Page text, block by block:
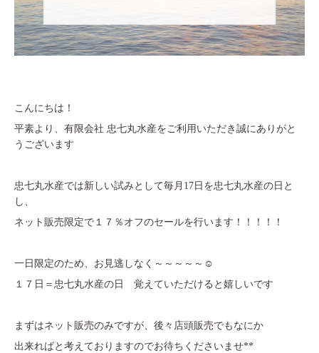
こんにちは！
平素より、有限会社 忠七丸水産をご利用いただき誠にありがと
うございます
忠七丸水産では新しい試みとして毎月17日を忠七丸水産の日と
し、
ネット販売限定で１７％オフのセールを行います！！！！！
一日限定のため、お見逃しなく～～～～～☺
１７日＝忠七丸水産の日 覚えていただけると嬉しいです
まずはネット販売のみですが、後々店頭販売でもなにか
出来ればと考えておりますのでお待ちくださいませ**